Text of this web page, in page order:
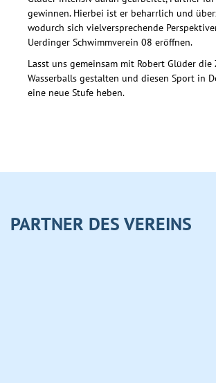
gewinnen. Hierbei ist er beharrlich und
wodurch sich vielversprechende
Uerdinger Schwimmverein 08 eröffnen.
Lasst uns gemeinsam mit Robert Glüder
Wasserballs gestalten und diesen Sport in
eine neue Stufe heben.
PARTNER DES VEREINS